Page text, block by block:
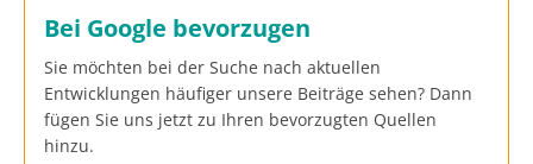
Bei Google bevorzugen
Sie möchten bei der Suche nach aktuellen
Entwicklungen häufiger unsere Beiträge sehen? Dann
fügen Sie uns jetzt zu Ihren bevorzugten Quellen
hinzu.